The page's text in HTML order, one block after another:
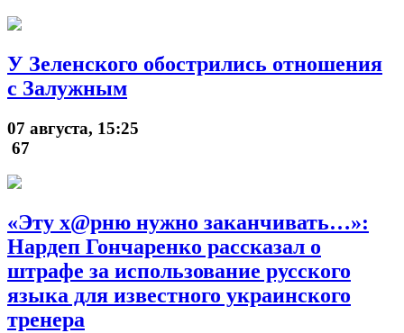
У Зеленского обострились отношения
с Залужным
07 августа, 15:25
67
«Эту х@рню нужно заканчивать…»:
Нардеп Гончаренко рассказал о
штрафе за использование русского
языка для известного украинского
тренера